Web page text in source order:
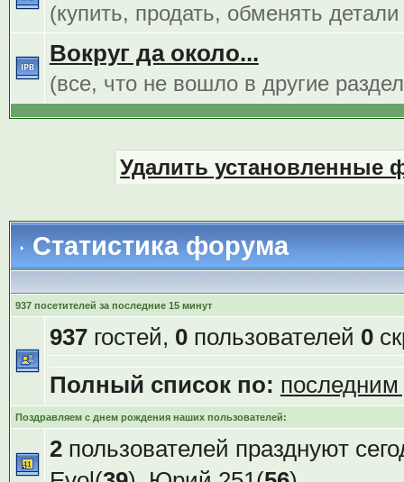
(купить, продать, обменять
Вокруг да около...
(все, что не вошло в другие
Удалить установленные
Статистика форума
937 посетителей за последние 15 минут
937гостей, 0пользователей 0
Полный список по:
Поздравляем с днем рождения наших пользователей:
2пользователей празднуют